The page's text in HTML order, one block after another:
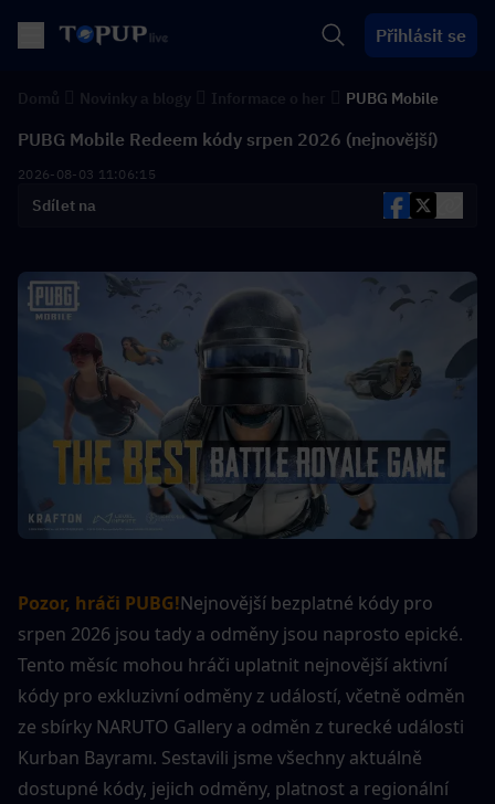
Přihlásit se
PUBG Mobile
PUBG Mobile Redeem kódy srpen 2026 (nejnovější)
2026-08-03 11:06:15
Sdílet na
Pozor, hráči PUBG!Nejnovější bezplatné kódy pro
srpen 2026 jsou tady a odměny jsou naprosto epické.
Tento měsíc mohou hráči uplatnit nejnovější aktivní
kódy pro exkluzivní odměny z událostí, včetně odměn
ze sbírky NARUTO Gallery a odměn z turecké události
Kurban Bayramı. Sestavili jsme všechny aktuálně
dostupné kódy, jejich odměny, platnost a regionální